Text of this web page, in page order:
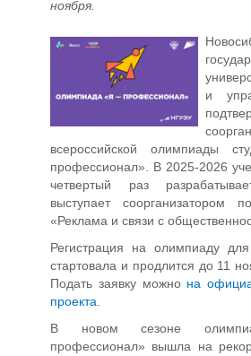
ноября.
и
всероссийской олимпиады
профессионал». В 2025-2026
четвертый раз
выступает соорганизатором
«Реклама и связи с
Регистрация на олимпиаду
стартовала и продлится до 11
Подать заявку можно на
проекта
В новом сезоне
профессионал» вышла на